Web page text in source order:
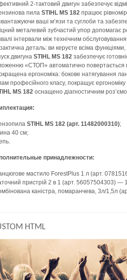
2-тактовий двигун забезпечує
пила STIHL MS 182 працює
ваші м’язи та суглоби та
металевий зубчастий упор допомагає
інтервали між технічним
деталь: ви керуєте всіма
двигуна STIHL MS 182 забезпечує
«СТОП» автоматично повертається
ергономіка: бокове натягування
професійного класу, покращує ергономіку
MS 182 оснащено діагностичним
STIHL MS 182 (арт. 11482000310);
40 см;
принадлежности:
мастило ForestPlus 1 л (арт.
пристрій 2 в 1 (арт. 56057504303) —
каністра, помаранчева, 3л/1,5л
HTML